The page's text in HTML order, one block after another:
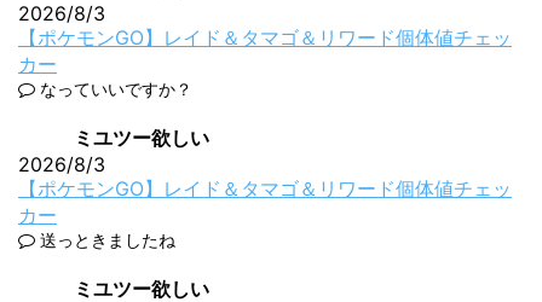
2026/8/3
【ポケモンGO】レイド＆タマゴ＆リワード個体値チェッ
カー
なっていいですか？
ミユツー欲しい
2026/8/3
【ポケモンGO】レイド＆タマゴ＆リワード個体値チェッ
カー
送っときましたね
ミユツー欲しい